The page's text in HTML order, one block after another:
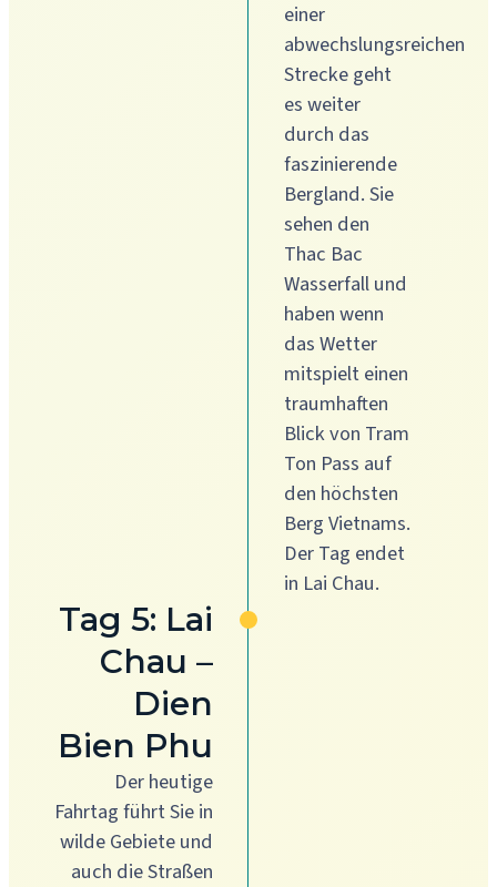
einer
abwechslungsreichen
Strecke geht
es weiter
durch das
faszinierende
Bergland. Sie
sehen den
Thac Bac
Wasserfall und
haben wenn
das Wetter
mitspielt einen
traumhaften
Blick von Tram
Ton Pass auf
den höchsten
Berg Vietnams.
Der Tag endet
in Lai Chau.
Tag 5: Lai
Chau –
Dien
Bien Phu
Der heutige
Fahrtag führt Sie in
wilde Gebiete und
auch die Straßen